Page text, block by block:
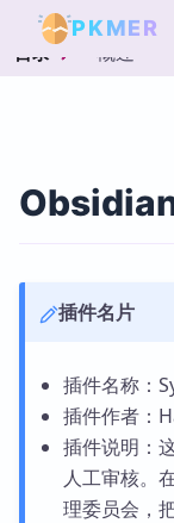
PKMER
目录 概述
插件名片
插件名称：
插件作者：
插件说明：
人工审核。
理委员会，